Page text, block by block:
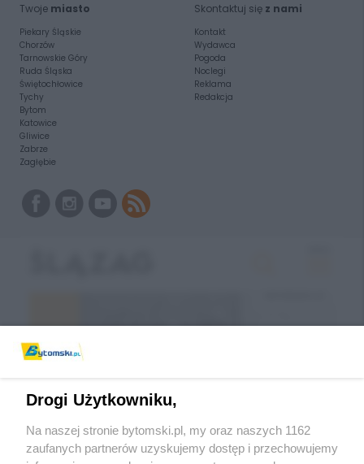
Twoje miasto
Piekary Śląskie
Chorzów
Tarnowskie Góry
Ruda Śląska
Świętochłowice
Tychy
Bytom
Katowice
Gliwice
Zabrze
Zagłębie
Skontaktuj się z nami
Kontakt
Wydawca
Pogoda
Noclegi
Reklama
Redakcja
Drogi Użytkowniku,
Na naszej stronie bytomski.pl, my oraz naszych 1162
zaufanych partnerów uzyskujemy dostęp i przechowujemy